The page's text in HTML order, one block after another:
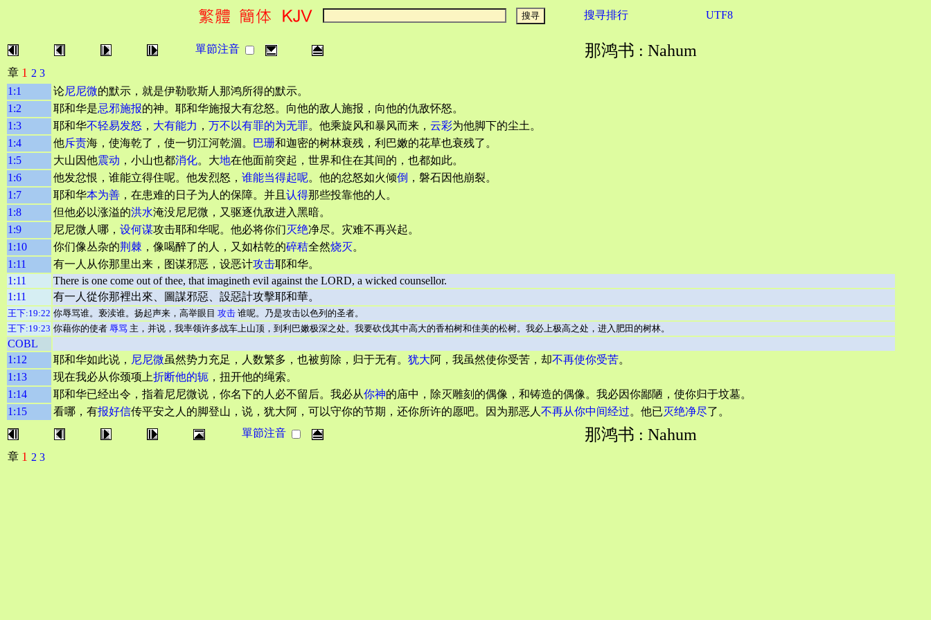
搜寻排行 UTF8
單節注音 那鸿书 : Nahum
章 1 2 3
1:1
论尼尼微的默示，就是伊勒歌斯人那鸿所得的默示。
1:2
耶和华是忌邪施报的神。耶和华施报大有忿怒。向他的敌人施报，向他的仇敌怀怒。
1:3
耶和华不轻易发怒 ， 大有能力 ， 万不以有罪的为无罪。他乘旋风和暴风而来， 云彩为他脚下的尘土。
1:4
他斥责海，使海乾了，使一切江河乾涸。 巴珊和迦密的树林衰残，利巴嫩的花草也衰残了。
1:5
大山因他震动 ，小山也都消化。大地在他面前突起，世界和住在其间的，也都如此。
1:6
他发忿恨，谁能立得住呢。他发烈怒， 谁能当得起呢。他的忿怒如火倾倒 ，磐石因他崩裂。
1:7
耶和华本为善 ，在患难的日子为人的保障。并且 认得那些投靠他的人。
1:8
但他必以涨溢的洪水淹没尼尼微，又驱逐仇敌进入黑暗。
1:9
尼尼微人哪， 设何谋攻击耶和华呢。他必将你们灭绝净尽。灾难不再兴起。
1:10
你们像丛杂的荆棘 ，像喝醉了的人，又如枯乾的碎秸全然烧灭。
1:11
有一人从你那里出来，图谋邪恶，设恶计攻击耶和华。
1:11
There is one come out of thee, that imagineth evil against the LORD, a wicked counsellor.
1:11
有一人從你那裡出來、圖謀邪惡、設惡計攻擊耶和華。
王下:19:22 你辱骂谁。亵渎谁。扬起声来，高举眼目 攻击 谁呢。乃是攻击以色列的圣者。
王下:19:23 你藉你的使者 辱骂 主，并说，我率领许多战车上山顶，到利巴嫩极深之处。我要砍伐其中高大的香柏树和佳美的松树。我必上极高之处，进入肥田的树林。
COBL
1:12
耶和华如此说， 尼尼微虽然势力充足，人数繁多，也被剪除，归于无有。 犹大阿，我虽然使你受苦，却不再使你受苦。
1:13
现在我必从你颈项上折断他的轭 ，扭开他的绳索。
1:14
耶和华已经出令，指着尼尼微说，你名下的人必不留后。我必从你神的庙中，除灭雕刻的偶像，和铸造的偶像。我必因你鄙陋，使你归于坟墓。
1:15
看哪，有报好信传平安之人的脚登山，说，犹大阿，可以守你的节期，还你所许的愿吧。因为那恶人 不再从你中间经过。他已灭绝净尽了。
單節注音
那鸿书 : Nahum
章 1 2 3